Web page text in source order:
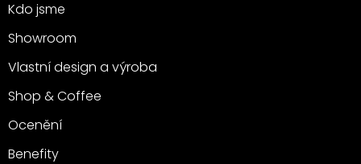
Kdo jsme
Showroom
Vlastní design a výroba
Shop & Coffee
Ocenění
Benefity